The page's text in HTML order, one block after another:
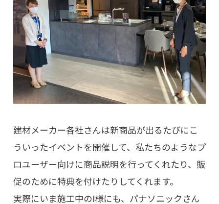
建材メーカー各社さんは新商品が出るたびにこ
ういったイベントを開催して、私たちのようなプ
ロユーザー向けに商品説明を行ってくれたり、販
促のために特典を付けたりしてくれます。
実際にいま施工中のI様にも、パナソニックさん